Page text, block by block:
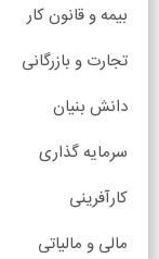
بیمه و قانون کار
تجارت و بازرگانی
دانش بنیان
سرمایه گذاری
کارآفرینی
مالی و مالیاتی